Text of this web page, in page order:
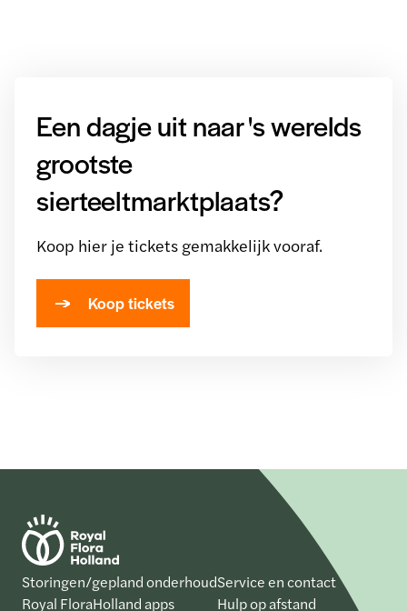
Een dagje uit naar 's werelds
grootste
sierteeltmarktplaats?
Koop hier je tickets gemakkelijk vooraf.
Koop tickets
Storingen/gepland onderhoud
Royal FloraHolland apps
Service en contact
Hulp op afstand